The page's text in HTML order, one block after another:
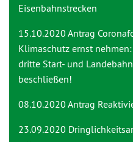
Eisenbahnstrecken
15.10.2020 Antrag
Klimaschutz ernst
dritte Start- und
beschließen!
08.10.2020 Antrag
23.09.2020